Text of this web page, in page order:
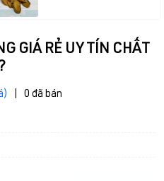
GIÁ RẺ UY TÍN CHẤT
0 đã bán